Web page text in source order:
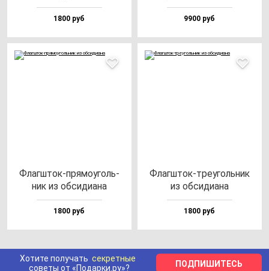
1800 руб 9900 руб
Флаг­шток-пря­мо­уголь­
ник из об­си­ди­ана
1800 руб
Флаг­шток-тре­уголь­ник
из об­си­ди­ана
1800 руб
Хотите получать секретные
советы от «Подарки.ру»?
ПОДПИШИТЕСЬ